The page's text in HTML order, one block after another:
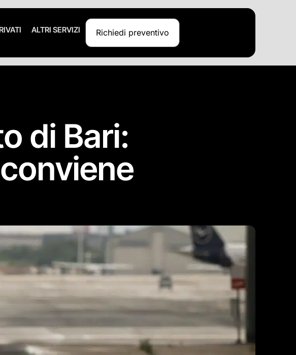
ALTRI SERVIZI Richiedi preventivo
di Bari: